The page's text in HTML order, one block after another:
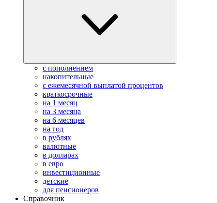
с пополнением
накопительные
с ежемесячной выплатой процентов
краткосрочные
на 1 месяц
на 3 месяца
на 6 месяцев
на год
в рублях
валютные
в долларах
в евро
инвестиционные
детские
для пенсионеров
Справочник